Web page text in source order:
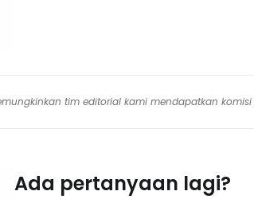
tim editorial kami mendapatkan
Ada pertanyaan lagi?